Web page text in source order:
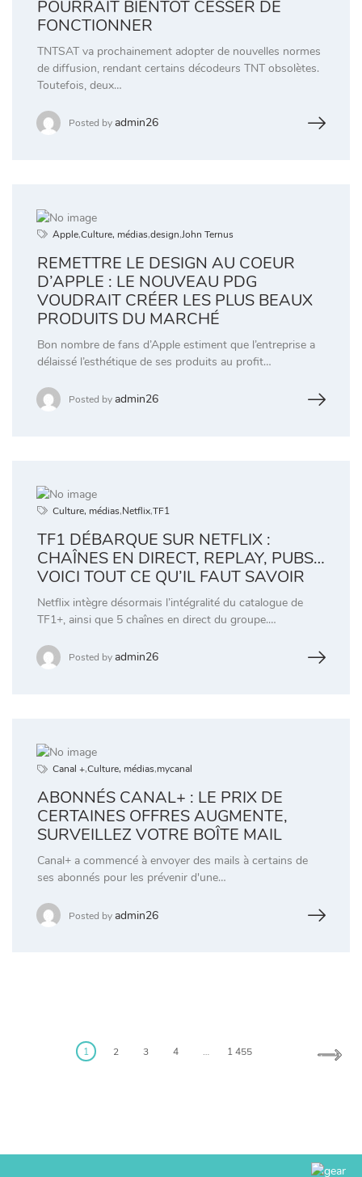
POURRAIT BIENTÔT CESSER DE
FONCTIONNER
TNTSAT va prochainement adopter de nouvelles normes
de diffusion, rendant certains décodeurs TNT obsolètes.
Toutefois, deux…
Posted by admin26
Apple,Culture, médias,design,John Ternus
REMETTRE LE DESIGN AU COEUR
D’APPLE : LE NOUVEAU PDG
VOUDRAIT CRÉER LES PLUS BEAUX
PRODUITS DU MARCHÉ
Bon nombre de fans d’Apple estiment que l’entreprise a
délaissé l’esthétique de ses produits au profit…
Posted by admin26
Culture, médias,Netflix,TF1
TF1 DÉBARQUE SUR NETFLIX :
CHAÎNES EN DIRECT, REPLAY, PUBS…
VOICI TOUT CE QU’IL FAUT SAVOIR
Netflix intègre désormais l’intégralité du catalogue de
TF1+, ainsi que 5 chaînes en direct du groupe.…
Posted by admin26
Canal +,Culture, médias,mycanal
ABONNÉS CANAL+ : LE PRIX DE
CERTAINES OFFRES AUGMENTE,
SURVEILLEZ VOTRE BOÎTE MAIL
Canal+ a commencé à envoyer des mails à certains de
ses abonnés pour les prévenir d'une…
Posted by admin26
1 2 3 4 … 1 455